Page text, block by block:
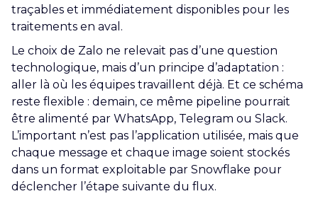
traçables et immédiatement disponibles pour les
traitements en aval.
Le choix de Zalo ne relevait pas d’une question
technologique, mais d’un principe d’adaptation :
aller là où les équipes travaillent déjà. Et ce schéma
reste flexible : demain, ce même pipeline pourrait
être alimenté par WhatsApp, Telegram ou Slack.
L’important n’est pas l’application utilisée, mais que
chaque message et chaque image soient stockés
dans un format exploitable par Snowflake pour
déclencher l’étape suivante du flux.